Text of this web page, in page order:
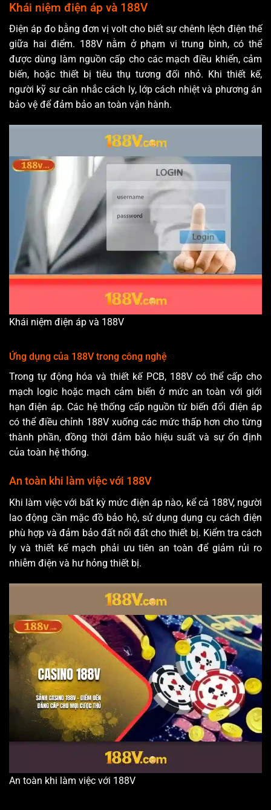
Khái niệm điện áp và 188V
Điện áp đo bằng đơn vị volt cho biết sự chênh lệch điện thế
giữa hai điểm. 188V nằm ở phạm vi trung bình, có thể
được dùng làm nguồn cấp cho các mạch điều khiển, cảm
biến, hoặc thiết bị tiêu thụ tương đối nhỏ. Khi thiết kế,
người kỹ sư cân nhắc cách ly, lớp cách nhiệt và phương án
bảo vệ để đảm bảo an toàn vận hành.
Khái niệm điện áp và 188V
Ứng dụng của 188V trong công nghệ
Trong tự động hóa và thiết kế PCB, 188V có thể cấp cho
mạch logic hoặc mạch cảm biến ở mức an toàn với giới
hạn điện áp. Các hệ thống cấp nguồn từ biến đổi điện áp
có thể điều chỉnh 188V xuống các mức thấp hơn cho từng
thành phần, đồng thời đảm bảo hiệu suất và sự ổn định
của toàn hệ thống.
An toàn khi làm việc với 188V
Khi làm việc với bất kỳ mức điện áp nào, kể cả 188V, người
lao động cần mặc đồ bảo hộ, sử dụng dụng cụ cách điện
phù hợp và đảm bảo đất nối đất cho thiết bị. Kiểm tra cách
ly và thiết kế mạch phải ưu tiên an toàn để giảm rủi ro
nhiễm điện và hư hỏng thiết bị.
An toàn khi làm việc với 188V